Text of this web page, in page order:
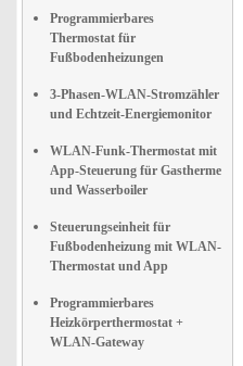
Programmierbares
Thermostat für
Fußbodenheizungen
3-Phasen-WLAN-Stromzähler
und Echtzeit-Energiemonitor
WLAN-Funk-Thermostat mit
App-Steuerung für Gastherme
und Wasserboiler
Steuerungseinheit für
Fußbodenheizung mit WLAN-
Thermostat und App
Programmierbares
Heizkörperthermostat +
WLAN-Gateway